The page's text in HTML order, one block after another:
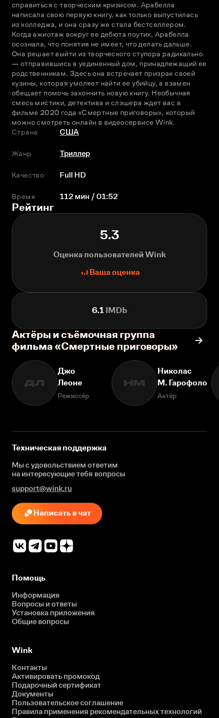
справиться с творческим кризисом. Арабелла
написала свою первую книгу, как только выпустилась
из колледжа, и она сразу же стала бестселлером.
Когда ажиотаж вокруг ее дебюта поутих, Арабелла
осознала, что понятия не имеет, что делать дальше.
Она решает выйти из творческого ступора радикально
— отправившись в уединенный дом, принадлежащий ее
родственникам. Здесь она встречает призрак своей
кузины, которая умоляет найти ее убийцу, а взамен
обещает помочь закончить новую книгу. Необычная
смесь мистики, детектива и слэшера ждет вас в
фильме 2020 года «Смертные приговоры», который
можно смотреть онлайн в видеосервисе Wink.
Страна
США
Жанр Триллер
Качество Full HD
Время 112 мин / 01:52
Рейтинг
5.3
Оценка пользователей Wink
Ваша оценка
6.1 IMDb
Актёры и съёмочная группа
фильма «Смертные приговоры»
ДЛ
Джо
Леоне
Режиссёр
НМ
Николас
М. Гарофоло
Актёр
Техническая поддержка
Мы с удовольствием ответим
на интересующиетебя вопросы
support@wink.ru
Написать в чат
Помощь
Информация
Вопросы и ответы
Установка приложения
Общие вопросы
Wink
Контакты
Активировать промокод
Подарочный сертификат
Документы
Пользовательское соглашение
Правила применения рекомендательных технологий